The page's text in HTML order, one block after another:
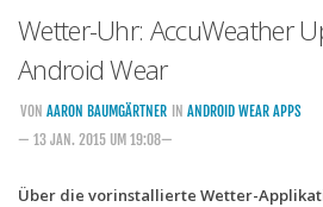
Kommende Smartwatches
Handytarife
Wetter-Uhr: AccuWeather
Android Wear
VON AARON BAUMGÄRTNER IN ANDROID WEAR APPS
— 13 JAN. 2015 UM 19:08—
Über die vorinstallierte Wetter-